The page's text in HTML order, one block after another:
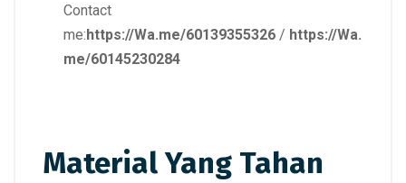
Contact
me: https://Wa.me/60139355326 / https://Wa.
me/60145230284
Material Yang Tahan